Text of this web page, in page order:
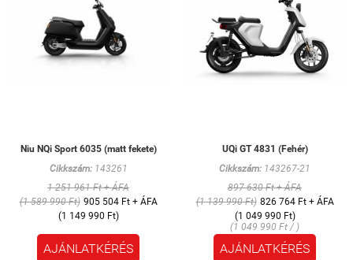
Niu NQi Sport 6035 (matt fekete)
Cikkszám:143261
1 251 961 Ft + ÁFA
(1 589 990 Ft) 905 504 Ft + ÁFA
(1 149 990 Ft)
AJÁNLATKÉRÉS
UQi GT 4831 (Fehér)
Cikkszám: 143267-21
897 630 Ft + ÁFA
(1 139 990 Ft) 826 764 Ft + ÁFA
(1 049 990 Ft)
(1 049 990 Ft / )
AJÁNLATKÉRÉS